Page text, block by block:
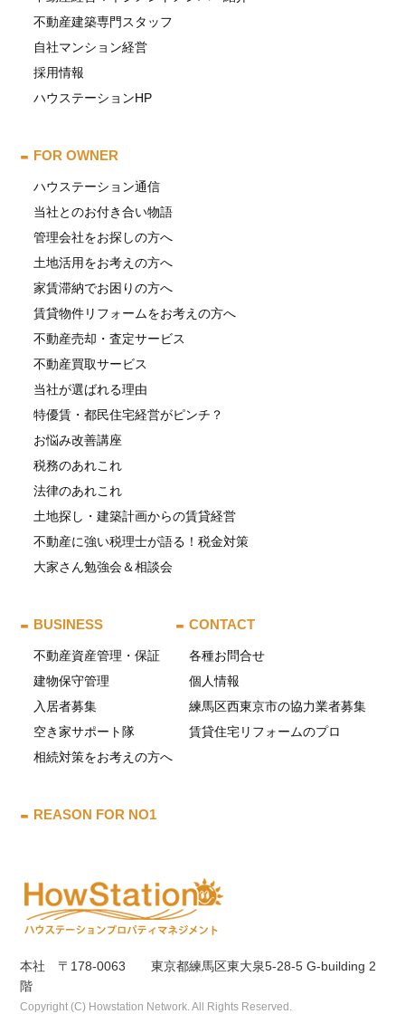
不動産建築専門スタッフ
自社マンション経営
採用情報
ハウステーションHP
FOR OWNER
ハウステーション通信
当社とのお付き合い物語
管理会社をお探しの方へ
土地活用をお考えの方へ
家賃滞納でお困りの方へ
賃貸物件リフォームをお考えの方へ
不動産売却・査定サービス
不動産買取サービス
当社が選ばれる理由
特優賃・都民住宅経営がピンチ？
お悩み改善講座
税務のあれこれ
法律のあれこれ
土地探し・建築計画からの賃貸経営
不動産に強い税理士が語る！税金対策
大家さん勉強会＆相談会
BUSINESS
不動産資産管理・保証
建物保守管理
入居者募集
空き家サポート隊
相続対策をお考えの方へ
REASON FOR NO1
CONTACT
各種お問合せ
個人情報
練馬区西東京市の協力業者募集
賃貸住宅リフォームのプロ
本社 〒178-0063 東京都練馬区東大泉5-28-5 G-building 2
階
Copyright (C) Howstation Network. All Rights Reserved.